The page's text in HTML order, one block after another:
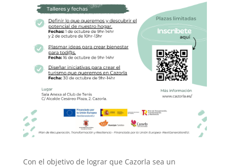
Con el objetivo de lograr que Cazorla sea un